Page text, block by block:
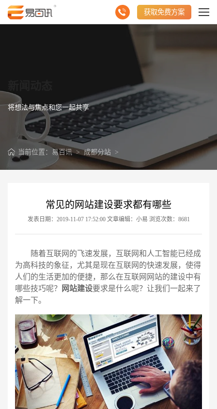
获取免费方案
将想法与焦点和您一起共享
当前位置： 易百讯>成都分站>
常见的网站建设要求都有哪些
发表日期：2019-11-07 17:52:00 文章编辑：小易 浏览次数：8681
随着互联网的飞速发展，互联网和人工智能已经成
为高科技的象征，尤其是现在互联网的快速发展，使得
人们的生活更加的便捷，那么在互联网网站的建设中有
哪些技巧呢？
网站建设要求是什么呢？让我们一起来了
解一下。